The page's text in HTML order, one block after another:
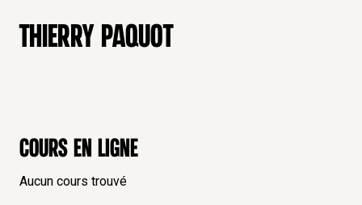
THIERRY PAQUOT
Cours en ligne
Aucun cours trouvé